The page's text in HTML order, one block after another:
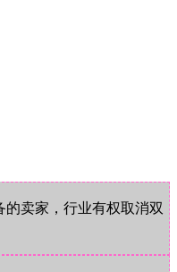
卖家，行业有权取消双